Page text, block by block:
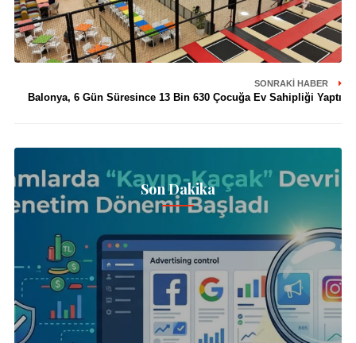
SONRAKI HABER
Balonya, 6 Gün Süresince 13 Bin 630 Çocuğa Ev Sahipliği Yaptı
Son Dakika